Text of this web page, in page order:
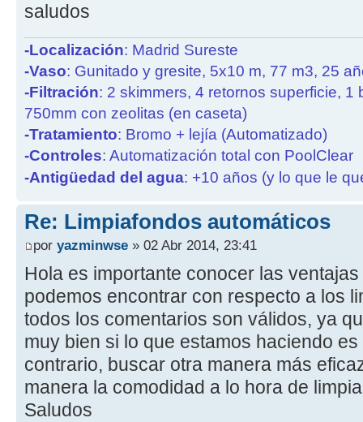
saludos
-Localización: Madrid Sureste
-Vaso: Gunitado y gresite, 5x10 m, 77 m3, 25
-Filtración: 2 skimmers, 4 retornos superficie, 1
750mm con zeolitas (en caseta)
-Tratamiento: Bromo + lejía (Automatizado)
-Controles: Automatización total con PoolClear
-Antigüedad del agua: +10 años (y lo que le
Re: Limpiafondos automáticos
por yazminwse » 02 Abr 2014, 23:41
Hola es importante conocer las
podemos encontrar con respecto a los
todos los comentarios son válidos, ya
muy bien si lo que estamos haciendo
contrario, buscar otra manera más
manera la comodidad a lo hora de
Saludos